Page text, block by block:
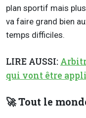
plan sportif mais
va faire grand bien
temps difficiles.
LIRE AUSSI:
qui vont être
🚀 Tout le